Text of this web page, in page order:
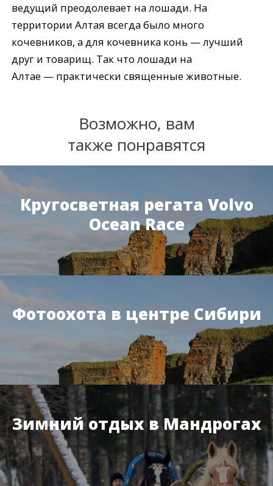
ведущий преодолевает на лошади. На
территории Алтая всегда было много
кочевников, а для кочевника конь — лучший
друг и товарищ. Так что лошади на
Алтае — практически священные животные.
Возможно, вам
также понравятся
Кругосветная регата Volvo
Ocean Race
Фотоохота в центре Сибири
Зимний отдых в Мандрогах